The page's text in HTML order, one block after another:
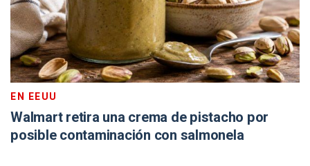
EN EEUU
Walmart retira una crema de pistacho por
posible contaminación con salmonela